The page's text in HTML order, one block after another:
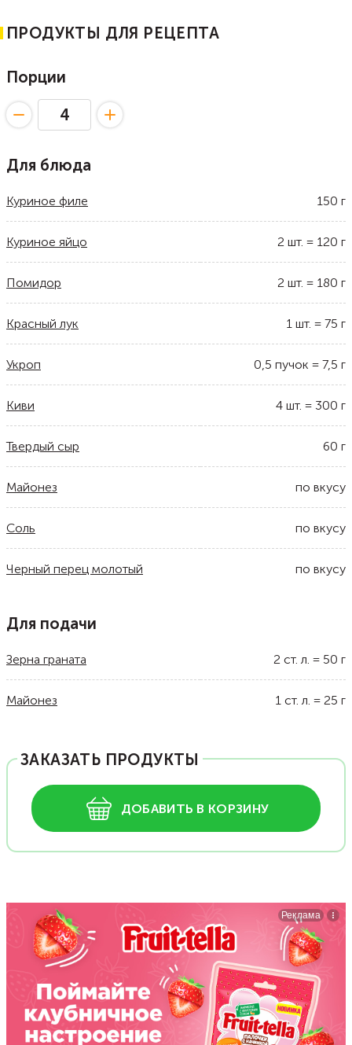
ПРОДУКТЫ ДЛЯ РЕЦЕПТА
Порции
Для блюда
Куриное филе 150 г
Куриное яйцо 2 шт. = 120 г
Помидор 2 шт. = 180 г
Красный лук 1 шт. = 75 г
Укроп 0,5 пучок = 7,5 г
Киви 4 шт. = 300 г
Твердый сыр 60 г
Майонез по вкусу
Соль по вкусу
Черный перец молотый по вкусу
Для подачи
Зерна граната 2 ст. л. = 50 г
Майонез 1 ст. л. = 25 г
ЗАКАЗАТЬ ПРОДУКТЫ
ДОБАВИТЬ В КОРЗИНУ